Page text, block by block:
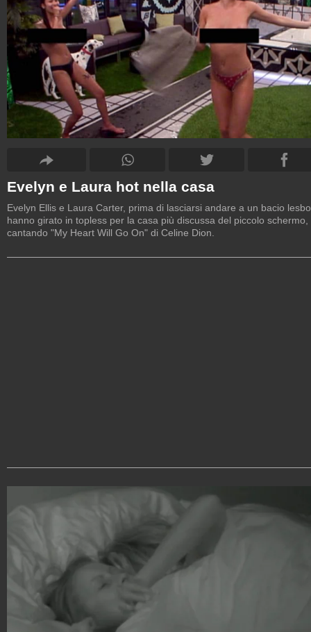
Evelyn e Laura hot nella casa
Evelyn Ellis e Laura Carter, prima di lasciarsi andare a un bacio
hanno girato in topless per la casa più discussa del piccolo schermo,
cantando "My Heart Will Go On" di Celine Dion.